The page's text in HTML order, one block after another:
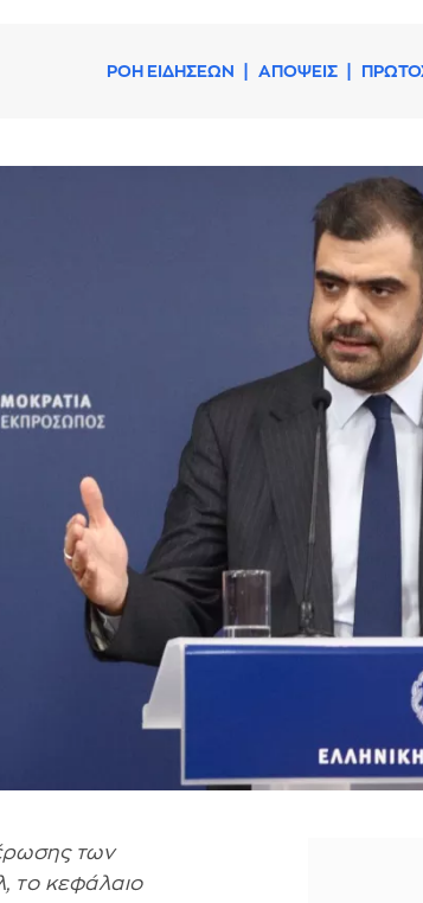
ΡΟΗ ΕΙΔΗΣΕΩΝ ΑΠΟΨΕΙΣ
των
το κεφάλαιο